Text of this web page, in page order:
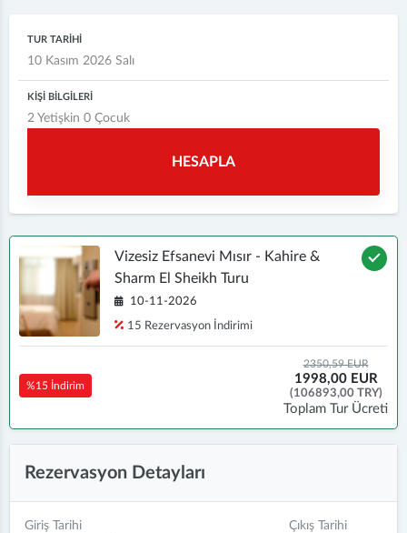
TUR TARİHİ
KİŞİ BİLGİLERİ
2 Yetişkin 0 Çocuk
HESAPLA
Vizesiz Efsanevi Mısır - Kahire &
Sharm El Sheikh Turu
10-11-2026
15 Rezervasyon İndirimi
%15 İndirim
2350,59 EUR
1998,00 EUR
(106893,00 TRY)
Toplam Tur Ücreti
Rezervasyon Detayları
Giriş Tarihi
Çıkış Tarihi